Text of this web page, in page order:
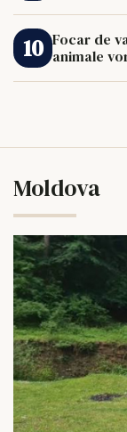
Focar de
animale
Moldova